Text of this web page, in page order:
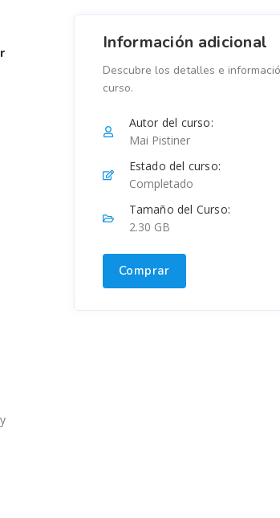
Información adicional
Descubre los detalles e
curso.
Autor del curso:
Mai Pistiner
Estado del curso:
Completado
Tamaño del Curso:
2.30 GB
Comprar